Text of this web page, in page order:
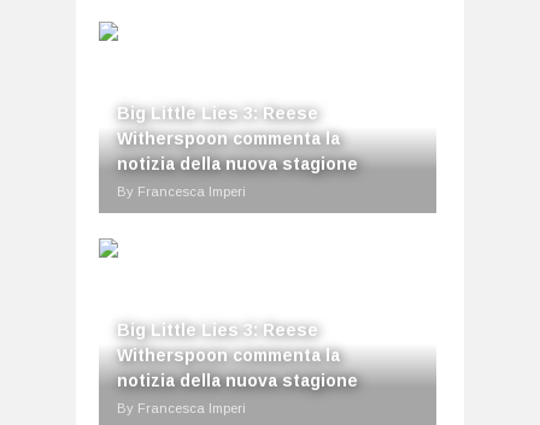
Big Little Lies 3: Reese
Witherspoon commenta la
notizia della nuova stagione
By Francesca Imperi
Big Little Lies 3: Reese
Witherspoon commenta la
notizia della nuova stagione
By Francesca Imperi